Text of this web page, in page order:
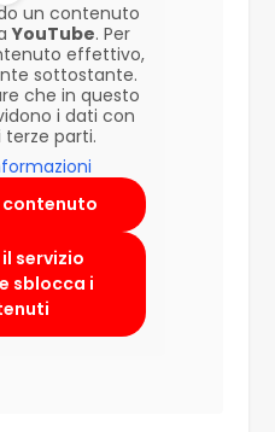
un contenuto
YouTube. Per
effettivo,
sottostante.
che in questo
i dati con
terze parti.
contenuto
servizio
sblocca i